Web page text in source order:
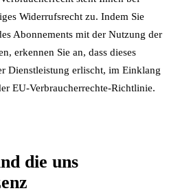
Widerrufsrecht zu. Indem Sie
Abonnements mit der Nutzung der
erkennen Sie an, dass dieses
Dienstleistung erlischt, im Einklang
EU-Verbraucherrechte-Richtlinie.
die uns